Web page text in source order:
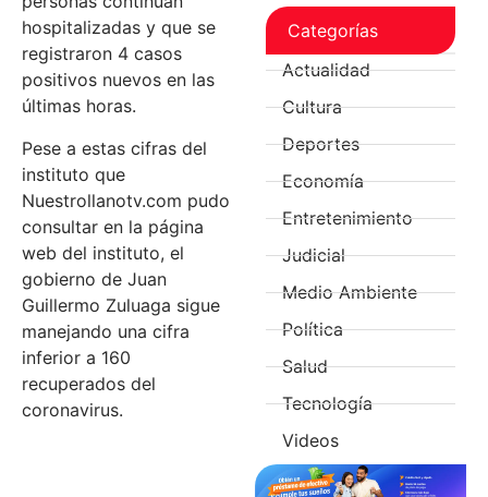
hospitalizadas y que se
registraron 4 casos
positivos nuevos en las
últimas horas.
Pese a estas cifras del
instituto que
Nuestrollanotv.com pudo
consultar en la página
web del instituto, el
gobierno de Juan
Guillermo Zuluaga sigue
manejando una cifra
inferior a 160
recuperados del
coronavirus.
Categorías
Actualidad
Cultura
Deportes
Economía
Entretenimiento
Judicial
Medio Ambiente
Política
Salud
Tecnología
Videos